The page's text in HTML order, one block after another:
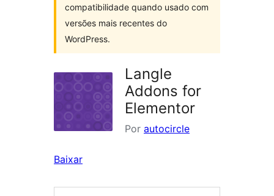
compatibilidade quando usado com
versões mais recentes do
WordPress.
Langle
Addons for
Elementor
Por autocircle
Baixar